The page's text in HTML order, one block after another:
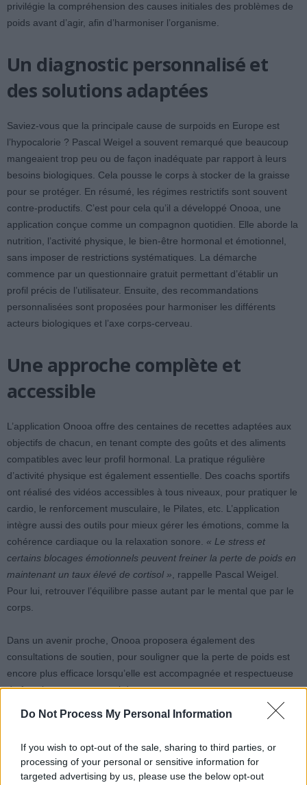
Do Not Process My Personal Information
If you wish to opt-out of the sale, sharing to third parties, or
processing of your personal or sensitive information for
targeted advertising by us, please use the below opt-out
privilégie la compréhension des causes initiales des problèmes de
poids avant d’agir, afin d’harmoniser l’organisme.
Un diagnostic personnalisé et
des solutions adaptées
Saviez-vous que la principale cause de surpoids en Europe est
l’hypocalorie ? Pascal Weigel a souvent remarqué que beaucoup
mangeaient trop peu ou de façon inadéquate par rapport à leurs
besoins biologiques. Cela pousse le corps à stocker de la graisse
pour se protéger. En résumé, les régimes restrictifs sont souvent
contre-productifs. C’est pour cela qu’il a développé Onooa, une
application conçue comme un compagnon quotidien. Elle aborde la
nutrition, l’activité physique, le bien-être hormonal et émotionnel,
sans imposer de restrictions systématiques. La démarche
commence par un questionnaire gratuit permettant d’établir un
profil précis de l’utilisateur. Ensuite, des recommandations
personnalisées sont proposées pour harmoniser les différents
acteurs biologiques et l’axe corps-cerveau.
Une approche complète et
accessible
L’application Onooa offre des centaines de recettes adaptées aux
objectifs de chacun, en tenant compte des goûts et des aliments
compatibles avec leur profil hormonal. La pratique régulière
d’activité physique est également essentielle. Des coachs sportifs
ont réalisé des vidéos accessibles à tous niveaux, pour pratiquer le
cardio, le renforcement musculaire, le Pilates, etc. L’application
intègre aussi des outils pour mieux gérer les émotions, comme la
cohérence cardiaque ou la relaxation sonore. « Le stress et
certains blocages émotionnels peuvent freiner la perte de poids en
maintenant un taux élevé de cortisol » , rappelle Pascal Weigel.
Pour lui, retrouver l’équilibre passe autant par le mental que par le
corps.
Dans un avenir proche, Onooa proposera également des
consultations de soutien, pour souligner que la perte de poids est
encore plus efficace lorsqu’elle est accompagnée et respectueuse
du fonctionnement naturel du corps.